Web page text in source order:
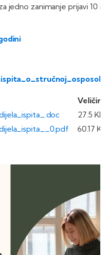
jedno zanimanje prijavi 10 ili
Veličina
27.5 KB
60.17 KB